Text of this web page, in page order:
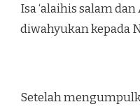
Isa ‘alaihis salam
diwahyukan kepada
Setelah